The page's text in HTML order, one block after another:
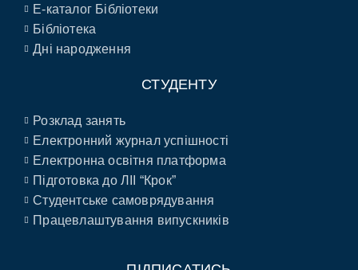
E-каталог Бібліотеки
Бібліотека
Дні народження
СТУДЕНТУ
Розклад занять
Електронний журнал успішності
Електронна освітня платформа
Підготовка до ЛІІ “Крок”
Студентське самоврядування
Працевлаштування випускників